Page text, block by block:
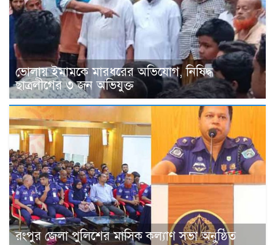
ভোলায় ইমামকে মারধরের অভিযোগ, নিষিদ্ধ
ছাত্রলীগের ৩ জন অভিযুক্ত
রংপুর জেলা পুলিশের মাসিক কল্যাণ সভা অনুষ্ঠিত